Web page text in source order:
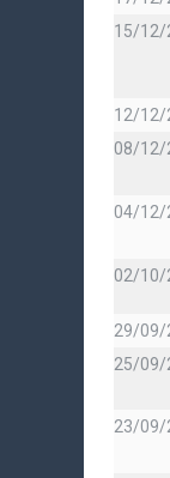
15/12/
12/12/
08/12/
04/12/
02/10/
29/09/
25/09/
23/09/